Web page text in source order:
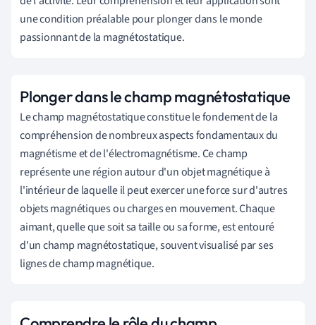
une condition préalable pour plonger dans le monde
passionnant de la magnétostatique.
Plonger dans le champ magnétostatique
Le champ magnétostatique constitue le fondement de la
compréhension de nombreux aspects fondamentaux du
magnétisme et de l'électromagnétisme. Ce champ
représente une région autour d'un objet magnétique à
l'intérieur de laquelle il peut exercer une force sur d'autres
objets magnétiques ou charges en mouvement. Chaque
aimant, quelle que soit sa taille ou sa forme, est entouré
d'un champ magnétostatique, souvent visualisé par ses
lignes de champ magnétique.